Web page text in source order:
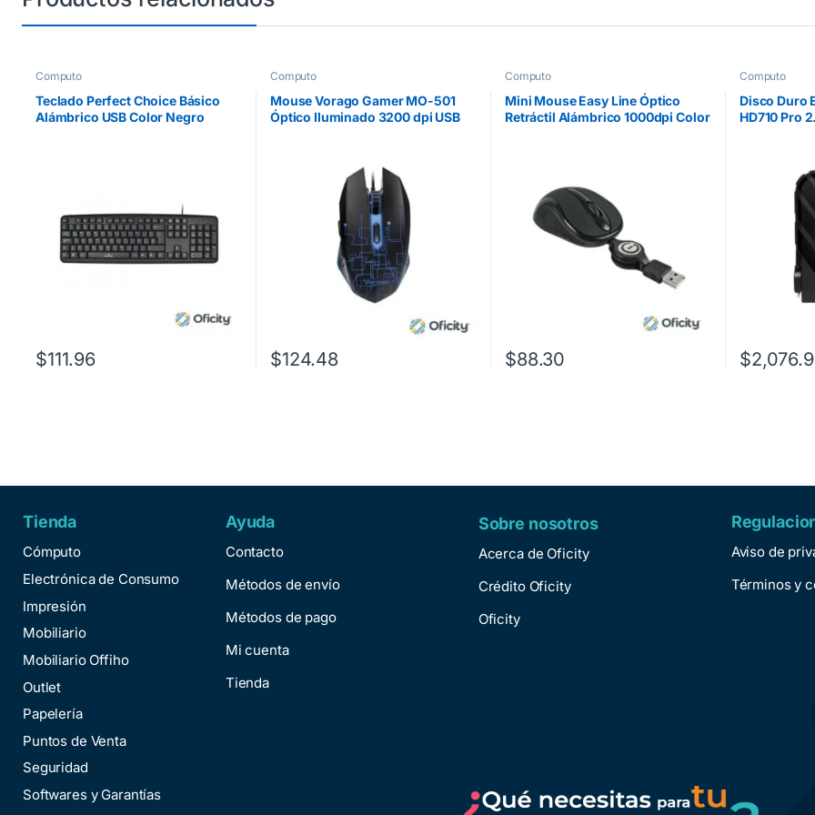
Computo
Teclado Perfect Choice Básico
Alámbrico USB Color Negro
$111.96
Computo
Mouse Vorago Gamer MO-501
Óptico Iluminado 3200 dpi USB
$124.48
Computo
Mini Mouse Easy Line Óptico
Retráctil Alámbrico 1000dpi Color
$88.30
Computo
Disco Duro
HD710 Pro
$
Tienda
Cómputo
Electrónica de Consumo
Impresión
Mobiliario
Mobiliario Offiho
Outlet
Papelería
Puntos de Venta
Seguridad
Softwares y Garantías
Ayuda
Contacto
Métodos de envío
Métodos de pago
Mi cuenta
Tienda
Sobre nosotros
Acerca de Oficity
Crédito Oficity
Oficity
Aviso de
Términos y